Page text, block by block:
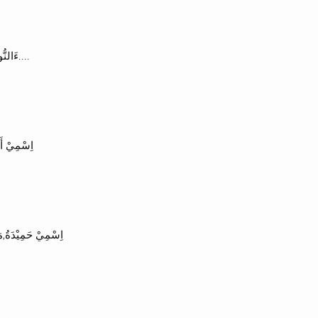
8.ءَالنُّورِ,يَاعَائِشَةُ! ,يَاعَزِيْزَةُ! مَسَا....
9.
10. اِسْمِيْ